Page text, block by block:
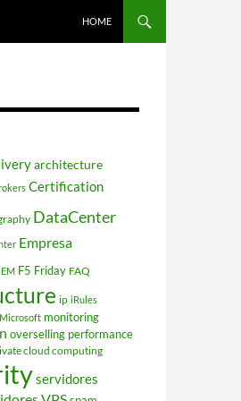
HOME
architecture
Certification
DataCenter
Empresa
EM F5 Friday FAQ
ip iRules
Microsoft monitoring
overselling performance
cloud computing
servidores